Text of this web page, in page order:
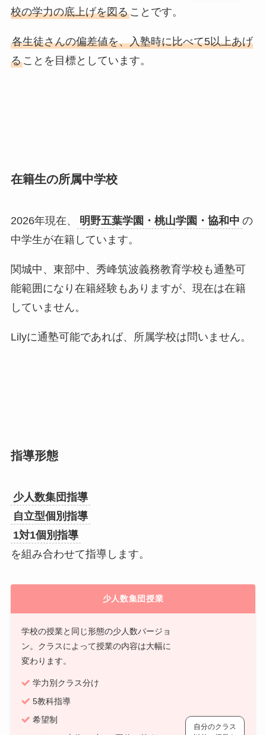
校の学力の底上げを図ることです。
各生徒さんの偏差値を、入塾時に比べて5以上あげ
ることを目標としています。
在籍生の所属中学校
2026年現在、 明野五葉学園・桃山学園・協和中 の
中学生が在籍しています。
関城中、東部中、秀峰筑波義務教育学校も通塾可
能範囲になり在籍経験もありますが、現在は在籍
していません。
Lilyに通塾可能であれば、所属学校は問いません。
指導形態
少人数集団指導
自立型個別指導
1対1個別指導
を組み合わせて指導します。
少人数集団授業
学校の授業と同じ形態の少人数バージョ
ン。クラスによって授業の内容は大幅に
変わります。
学力別クラス分け
5教科指導
希望制
自分のクラス